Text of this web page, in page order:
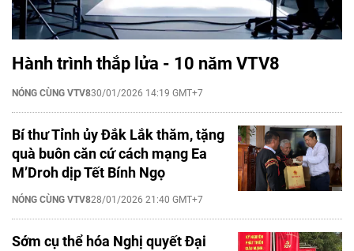
Hành trình thắp lửa - 10 năm VTV8
NÓNG CÙNG VTV830/01/2026 14:19 GMT+7
Bí thư Tỉnh ủy Đắk Lắk thăm, tặng
quà buôn căn cứ cách mạng Ea
M’Droh dịp Tết Bính Ngọ
NÓNG CÙNG VTV828/01/2026 21:40 GMT+7
Sớm cụ thể hóa Nghị quyết Đại